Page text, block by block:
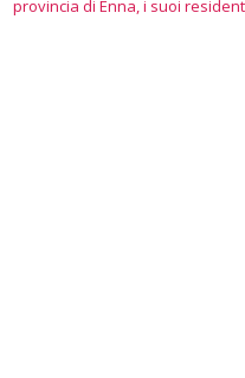
provincia di Enna, i suoi